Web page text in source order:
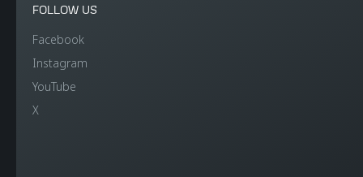
FOLLOW US
Facebook
Instagram
YouTube
X